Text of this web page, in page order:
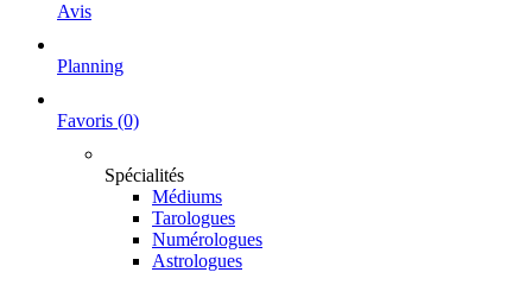
Avis
Planning
Favoris (0)
Spécialités
Médiums
Tarologues
Numérologues
Astrologues